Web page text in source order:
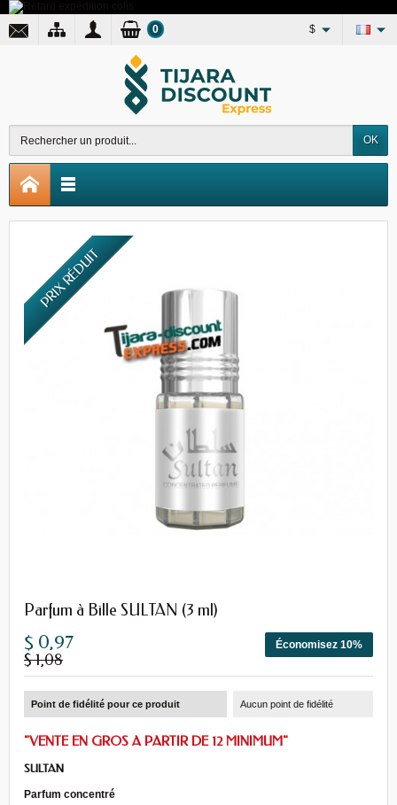
$
OK
0
PRIX RÉDUIT
Parfum à Bille SULTAN (3 ml)
Économisez 10%
$ 0,97
$ 1,08
Point de fidélité pour ce produit Aucun point de fidélité
"VENTE EN GROS A PARTIR DE 12 MINIMUM"
SULTAN
Parfum concentré